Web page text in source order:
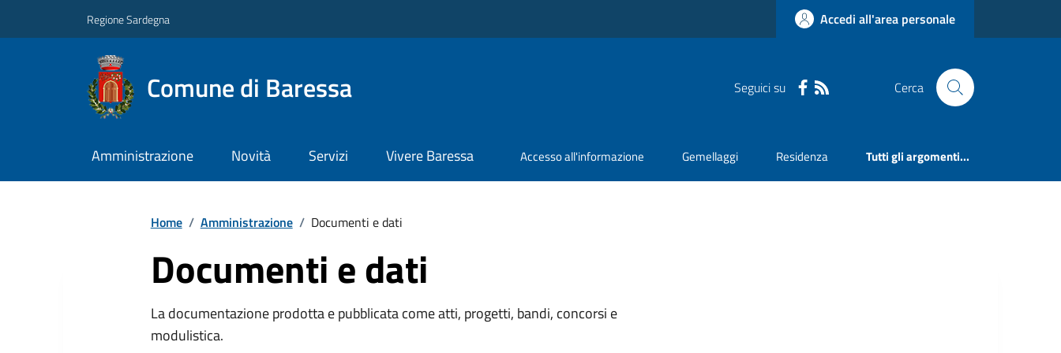
Regione Sardegna Accedi all'area personale
Comune di Baressa Seguici su Cerca
Amministrazione Novità Servizi Vivere Baressa Accesso all'informazione Gemellaggi Residenza Tutti gli argomenti...
Home / Amministrazione / Documenti e dati
Documenti e dati
La documentazione prodotta e pubblicata come atti, progetti, bandi, concorsi e
modulistica.